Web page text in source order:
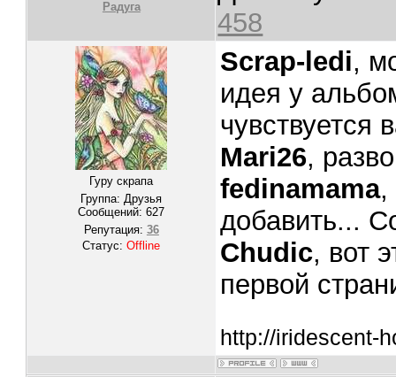
Радуга
458
Гуру скрапа
Группа: Друзья
Сообщений:627
Репутация: 36
Статус:Offline
Scrap-ledi,
идея у
чувствуется
Mari26,
fedinamama,
добавить...
Chudic, вот
первой
http://iridescent-